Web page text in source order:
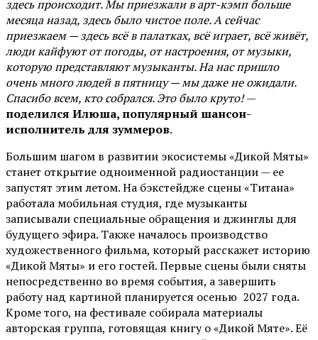
здесь происходит. Мы приезжали в арт-кэмп больше
месяца назад, здесь было чистое поле. А сейчас
приезжаем — здесь всё в палатках, всё играет, всё живёт,
люди кайфуют от погоды, от настроения, от музыки,
которую представляют музыканты. На нас пришло
очень много людей в пятницу — мы даже не ожидали.
Спасибо всем, кто собрался. Это было круто!—
поделился Илюша, популярный шансон-
исполнитель для зуммеров.
Большим шагом в развитии экосистемы «Дикой Мяты»
станет открытие одноименной радиостанции — ее
запустят этим летом. На бэкстейдже сцены «Титана»
работала мобильная студия, где музыканты
записывали специальные обращения и джинглы для
будущего эфира. Также началось производство
художественного фильма, который расскажет историю
«Дикой Мяты» и его гостей. Первые сцены были сняты
непосредственно во время события, а завершить
работу над картиной планируется осенью 2027 года.
Кроме того, на фестивале собирала материалы
авторская группа, готовящая книгу о «Дикой Мяте». Её